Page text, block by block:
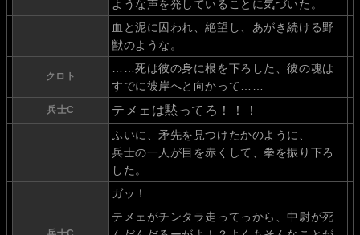
ような声を発していることに気づいた。
血と泥に囚われ、絶望し、あがき続ける野
獣のような。
クロト
……死は彼の身に根を下ろした、彼の魂は
すでに彼岸へと向かって……
兵士C テメェは黙ってろ！！！
ふいに、矛先を見つけたかのように、
兵士の一人が目を赤くして、拳を振り下ろ
した。
ガッ！
テメェがチンタラ走ってっから、中尉が死